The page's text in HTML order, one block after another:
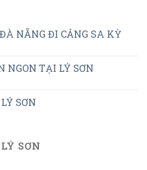
NẴNG ĐI CẢNG SA KỲ
NGON TẠI LÝ SƠN
SƠN
SƠN